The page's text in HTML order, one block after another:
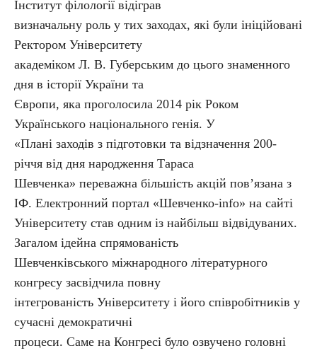
Інститут філології відіграв
визначальну роль у тих заходах, які були ініційовані
Ректором Університету
академіком Л. В. Губерським до цього знаменного
дня в історії України та
Європи, яка проголосила 2014 рік Роком
Українського національного генія. У
«Плані заходів з підготовки та відзначення 200-
річчя від дня народження Тараса
Шевченка» переважна більшість акцій пов’язана з
ІФ. Електронний портал «Шевченко-info» на сайті
Університету став одним із найбільш відвідуваних.
Загалом ідейна спрямованість
Шевченківського міжнародного літературного
конгресу засвідчила повну
інтегрованість Університету і його співробітників у
сучасні демократичні
процеси. Саме на Конгресі було озвучено головні